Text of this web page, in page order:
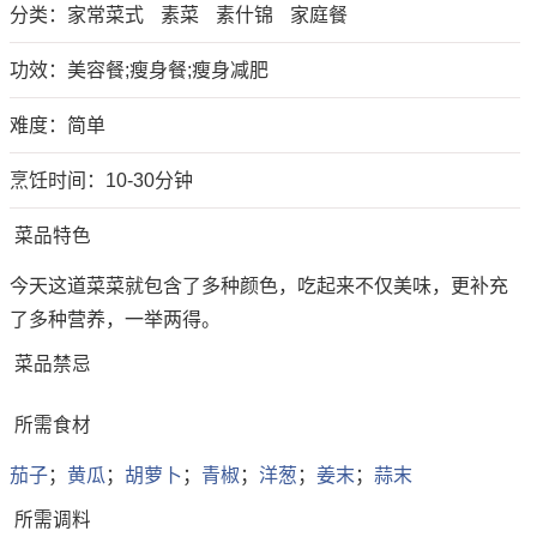
分类： 家常菜式 素菜 素什锦 家庭餐
功效：美容餐;瘦身餐;瘦身减肥
难度：简单
烹饪时间：10-30分钟
菜品特色
今天这道菜菜就包含了多种颜色，吃起来不仅美味，更补充
了多种营养，一举两得。
菜品禁忌
所需食材
茄子； 黄瓜 ； 胡萝卜 ； 青椒 ； 洋葱 ； 姜末 ； 蒜末
所需调料